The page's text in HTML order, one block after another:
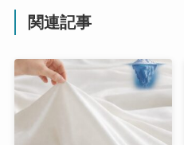
関連記事